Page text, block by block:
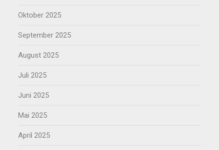
Oktober 2025
September 2025
August 2025
Juli 2025
Juni 2025
Mai 2025
April 2025